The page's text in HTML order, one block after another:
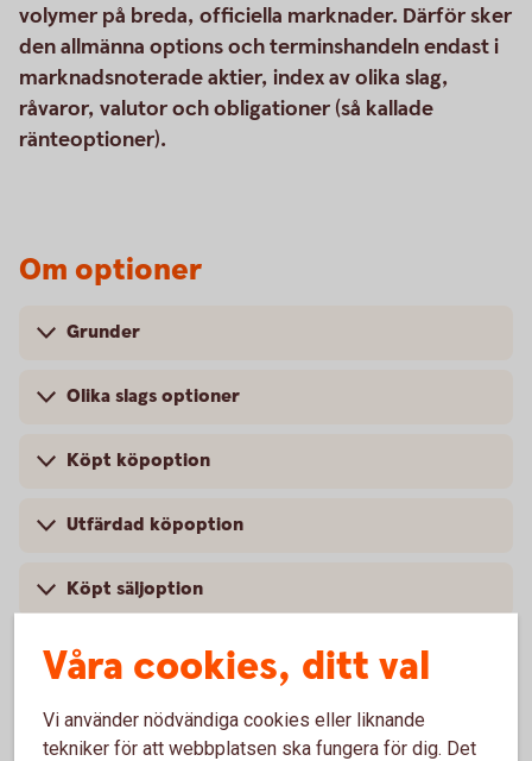
volymer på breda, officiella marknader. Därför sker
den allmänna options och terminshandeln endast i
marknadsnoterade aktier, index av olika slag,
råvaror, valutor och obligationer (så kallade
ränteoptioner).
Om optioner
Grunder
Olika slags optioner
Köpt köpoption
Utfärdad köpoption
Köpt säljoption
Utfärdad säljoption
Covered Call – Öka din avkastning i stillastående
marknad
Våra cookies, ditt val
Vi använder nödvändiga cookies eller liknande
tekniker för att webbplatsen ska fungera för dig. Det